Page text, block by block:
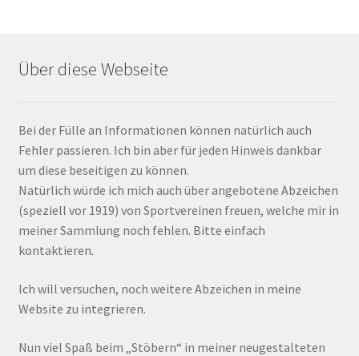
Über diese Webseite
Bei der Fülle an Informationen können natürlich auch
Fehler passieren. Ich bin aber für jeden Hinweis dankbar
um diese beseitigen zu können.
Natürlich würde ich mich auch über angebotene Abzeichen
(speziell vor 1919) von Sportvereinen freuen, welche mir in
meiner Sammlung noch fehlen. Bitte einfach
kontaktieren.
Ich will versuchen, noch weitere Abzeichen in meine
Website zu integrieren.
Nun viel Spaß beim „Stöbern“ in meiner neugestalteten